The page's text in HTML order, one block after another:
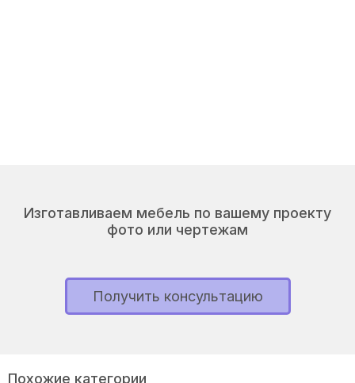
Изготавливаем мебель по вашему проекту
фото или чертежам
Получить консультацию
Похожие категории